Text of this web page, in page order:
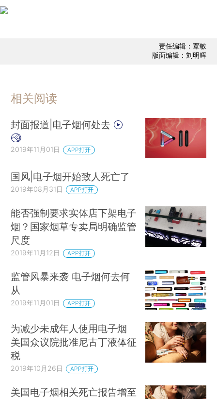
责任编辑：覃敏
版面编辑：刘明晖
相关阅读
封面报道|电子烟何处去
2019年11月01日 APP打开
国风|电子烟开始致人死亡了
2019年08月31日 APP打开
能否强制要求实体店下架电子
烟？国家烟草专卖局明确监管
尺度
2019年11月12日 APP打开
监管风暴来袭 电子烟何去何
从
2019年11月01日 APP打开
为减少未成年人使用电子烟
美国众议院批准尼古丁液体征
税
2019年10月26日 APP打开
美国电子烟相关死亡报告增至